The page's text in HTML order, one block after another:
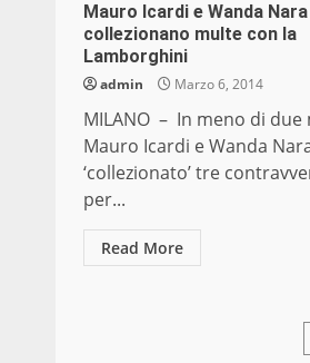
Mauro Icardi e Wanda Nara
collezionano multe con la
Lamborghini
admin Marzo 6, 2014
MILANO – In meno di due
Mauro Icardi e Wanda
‘collezionato’ tre
per...
Read More